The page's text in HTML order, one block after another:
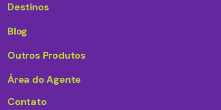
Destinos
Blog
Outros Produtos
Área do Agente
Contato